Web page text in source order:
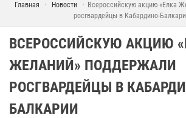
Главная Новости
Всероссийскую акцию «Елка
росгвардейцы в Кабардино-
ВСЕРОССИЙСКУЮ АКЦИЮ
ЖЕЛАНИЙ» ПОДДЕРЖАЛИ
РОСГВАРДЕЙЦЫ В
БАЛКАРИИ